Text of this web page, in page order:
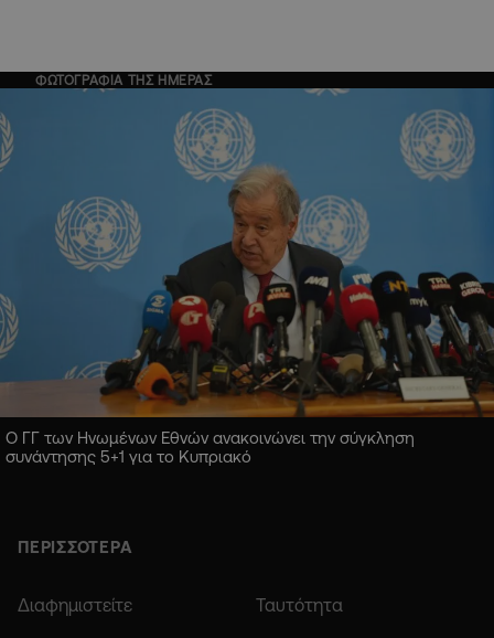
ΦΩΤΟΓΡΑΦΙΑ ΤΗΣ ΗΜΕΡΑΣ
Ο ΓΓ των Ηνωμένων Εθνών ανακοινώνει την σύγκληση
συνάντησης 5+1 για το Κυπριακό
ΠΕΡΙΣΣΟΤΕΡΑ
Διαφημιστείτε Ταυτότητα